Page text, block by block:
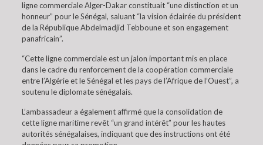
ligne commerciale Alger-Dakar constituait “une distinction et un
honneur” pour le Sénégal, saluant “la vision éclairée du président
de la République Abdelmadjid Tebboune et son engagement
panafricain”.
“Cette ligne commerciale est un jalon important mis en place
dans le cadre du renforcement de la coopération commerciale
entre l’Algérie et le Sénégal et les pays de l’Afrique de l’Ouest”, a
soutenu le diplomate sénégalais.
L’ambassadeur a également affirmé que la consolidation de
cette ligne maritime revêt “un grand intérêt” pour les hautes
autorités sénégalaises, indiquant que des instructions ont été